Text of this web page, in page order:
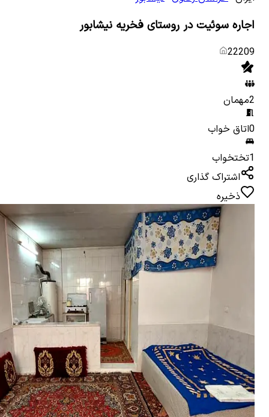
اجاره سوئیت در روستای فخریه نیشابور
22209
2مهمان
0اتاق خواب
1تختخواب
اشتراک گذاری
ذخیره